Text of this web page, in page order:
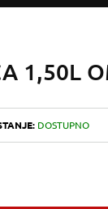
1,50L
DOSTUPNO